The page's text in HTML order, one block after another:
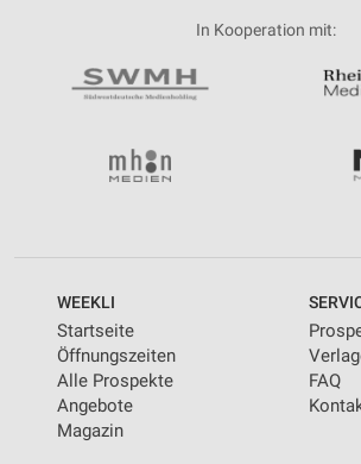
In Kooperation mit:
WEEKLI
Startseite
Öffnungszeiten
Alle Prospekte
Angebote
Magazin
FAQ